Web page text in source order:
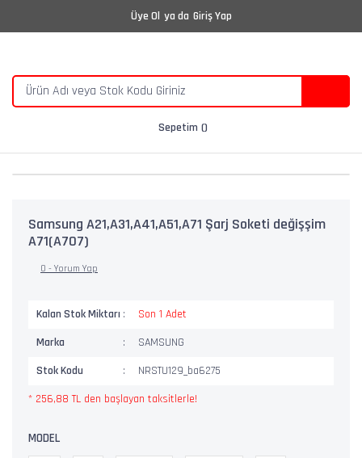
Üye Ol ya da Giriş Yap
Sepetim
Samsung A21,A31,A41,A51,A71 Şarj Soketi değişşim
A71(A707)
0 - Yorum Yap
Kalan Stok Miktarı
Son 1 Adet
Marka
SAMSUNG
Stok Kodu
NRSTU129_ba6275
* 256,88 TL den başlayan taksitlerle!
MODEL